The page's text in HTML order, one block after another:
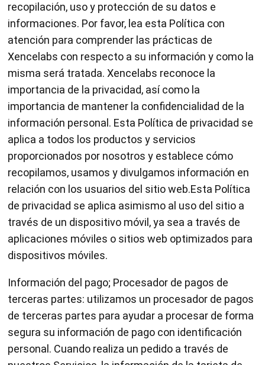
recopilación, uso y protección de su datos e
informaciones. Por favor, lea esta Política con
atención para comprender las prácticas de
Xencelabs con respecto a su información y como la
misma será tratada. Xencelabs reconoce la
importancia de la privacidad, así como la
importancia de mantener la confidencialidad de la
información personal. Esta Política de privacidad se
aplica a todos los productos y servicios
proporcionados por nosotros y establece cómo
recopilamos, usamos y divulgamos información en
relación con los usuarios del sitio web.Esta Política
de privacidad se aplica asimismo al uso del sitio a
través de un dispositivo móvil, ya sea a través de
aplicaciones móviles o sitios web optimizados para
dispositivos móviles.
Información del pago; Procesador de pagos de
terceras partes: utilizamos un procesador de pagos
de terceras partes para ayudar a procesar de forma
segura su información de pago con identificación
personal. Cuando realiza un pedido a través de